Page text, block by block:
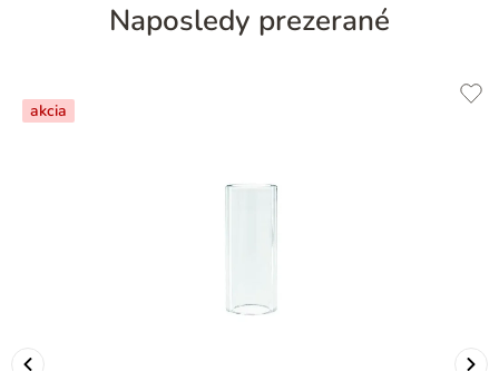
Naposledy prezerané
akcia